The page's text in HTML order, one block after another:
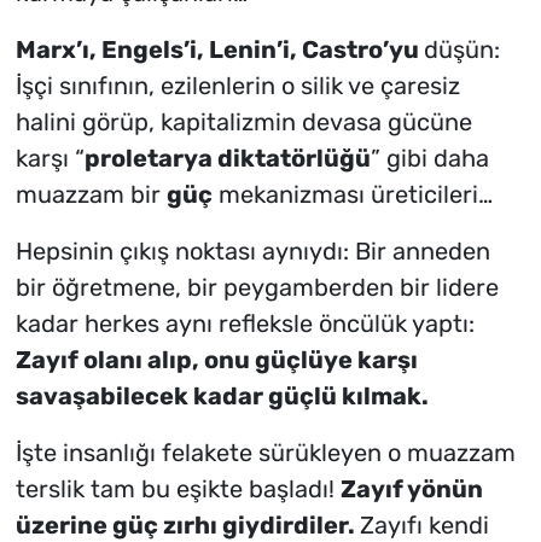
Marx’ı, Engels’i, Lenin’i, Castro’yu düşün:
İşçi sınıfının, ezilenlerin o silik ve çaresiz
halini görüp, kapitalizmin devasa gücüne
karşı “proletarya diktatörlüğü” gibi daha
muazzam bir güç mekanizması üreticileri…
Hepsinin çıkış noktası aynıydı: Bir anneden
bir öğretmene, bir peygamberden bir lidere
kadar herkes aynı refleksle öncülük yaptı:
Zayıf olanı alıp, onu güçlüye karşı
savaşabilecek kadar güçlü kılmak.
İşte insanlığı felakete sürükleyen o muazzam
terslik tam bu eşikte başladı! Zayıf yönün
üzerine güç zırhı giydirdiler. Zayıfı kendi